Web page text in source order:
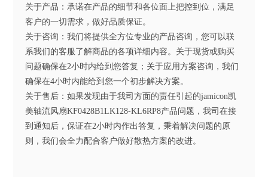
关于产品：承诺在产品的细节和各位面上把控到位，满足
客户的一切需求，做好品质保证。
关于咨询：我们将提供全方位专业的产品咨询，您可以联
系我们的客服了解商品的各项详细内容。关于现货或购买
问题确保在2小时内给到您答复；关于应用方案咨询，我们
确保在4小时内能给到您一个初步解决方案。
关于售后：如果发现由于我司方面的责任引起的jamicon凯
美轴流风扇KF0428B1LK128-KL6RP8产品问题，我司在接
到通知后，保证在2小时内作出答复，秉着解决问题的原
则，我们会全力配合客户做好散热方案的改进。